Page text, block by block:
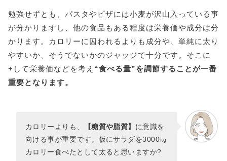
勉強せずとも、パスタやピザには小麦が沢山入っている事
が分かりますし、他の食品もある程度は栄養価や成分は分
かります。カロリーに囚われるよりも成分や、単純に太り
やすいか、そうでないかのジャッジで十分です。そこに
+して栄養価などを考え “食べる量”を調節することが一番
重要となります。
カロリーよりも、 【糖質や脂質】 に意識を
向ける事が重要です。仮にサラダを3000㎏
カロリー食べたとして太ると思いますか?